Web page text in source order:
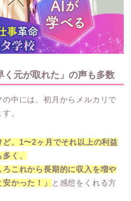
く元が取れた」の声も多数
中には、初月からメルカリで
。
ど、1〜2ヶ月でそれ以上の利益
く、
ろこれから長期的に収入を増や
かった！」
と感想をくれる方